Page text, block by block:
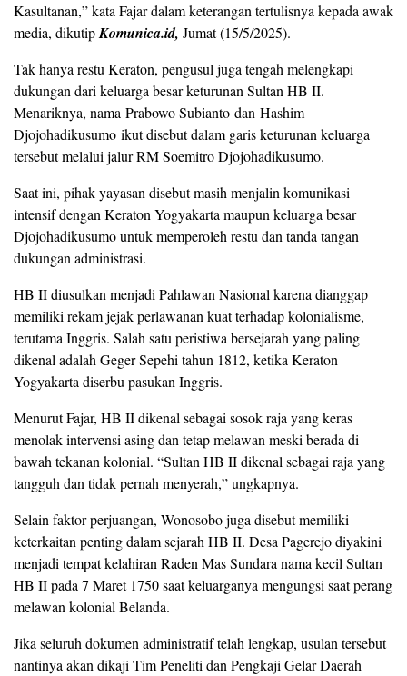
Kasultanan,” kata Fajar dalam keterangan tertulisnya kepada awak
media, dikutipKomunica.id, Jumat (15/5/2025).
Tak hanya restu Keraton, pengusul juga tengah melengkapi
dukungan dari keluarga besar keturunan Sultan HB II.
Menariknya, nama Prabowo Subianto dan Hashim
Djojohadikusumo ikut disebut dalam garis keturunan keluarga
tersebut melalui jalur RM Soemitro Djojohadikusumo.
Saat ini, pihak yayasan disebut masih menjalin komunikasi
intensif dengan Keraton Yogyakarta maupun keluarga besar
Djojohadikusumo untuk memperoleh restu dan tanda tangan
dukungan administrasi.
HB II diusulkan menjadi Pahlawan Nasional karena dianggap
memiliki rekam jejak perlawanan kuat terhadap kolonialisme,
terutama Inggris. Salah satu peristiwa bersejarah yang paling
dikenal adalah Geger Sepehi tahun 1812, ketika Keraton
Yogyakarta diserbu pasukan Inggris.
Menurut Fajar, HB II dikenal sebagai sosok raja yang keras
menolak intervensi asing dan tetap melawan meski berada di
bawah tekanan kolonial. “Sultan HB II dikenal sebagai raja yang
tangguh dan tidak pernah menyerah,” ungkapnya.
Selain faktor perjuangan, Wonosobo juga disebut memiliki
keterkaitan penting dalam sejarah HB II. Desa Pagerejo diyakini
menjadi tempat kelahiran Raden Mas Sundara nama kecil Sultan
HB II pada 7 Maret 1750 saat keluarganya mengungsi saat perang
melawan kolonial Belanda.
Jika seluruh dokumen administratif telah lengkap, usulan tersebut
nantinya akan dikaji Tim Peneliti dan Pengkaji Gelar Daerah